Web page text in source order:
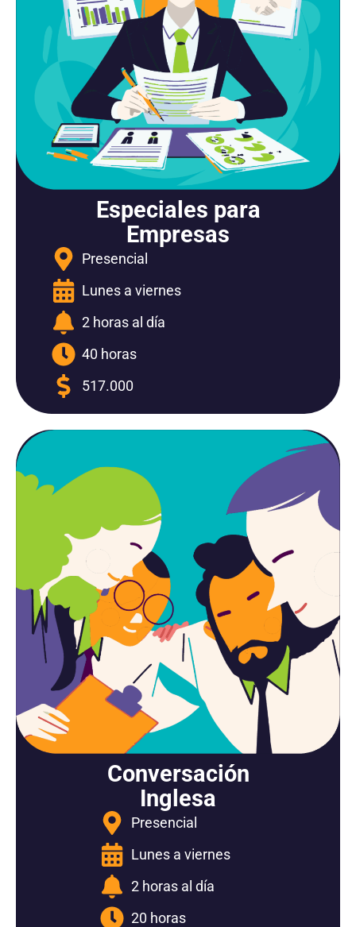
Especiales para
Empresas
Presencial
Lunes a viernes
2 horas al día
40 horas
517.000
Conversación
Inglesa
Presencial
Lunes a viernes
2 horas al día
20 horas